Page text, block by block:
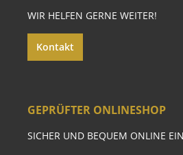
WIR HELFEN GERNE WEITER!
Kontakt
GEPRÜFTER ONLINESHOP
SICHER UND BEQUEM ONLINE